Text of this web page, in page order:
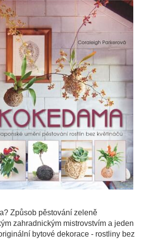
Způsob pěstování zeleně
zahradnickým mistrovstvím a jeden
bytové dekorace - rostliny bez